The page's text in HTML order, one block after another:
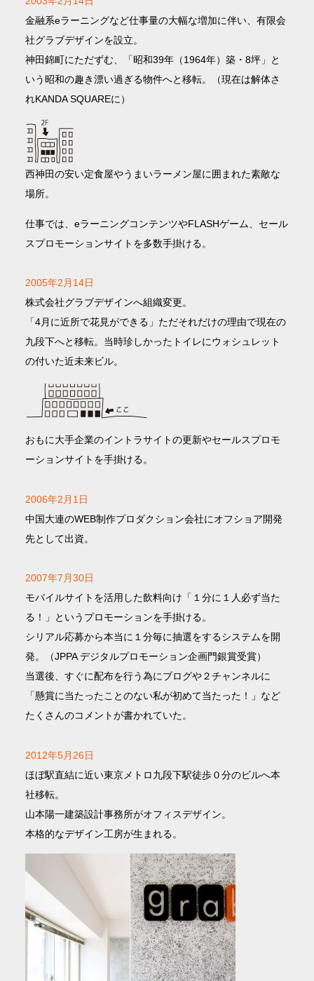
金融系eラーニングなど仕事量の大幅な増加に伴い、有限会
社グラブデザインを設立。
神田錦町にただずむ、「昭和39年（1964年）築・8坪」と
いう昭和の趣き漂い過ぎる物件へと移転。（現在は解体さ
れKANDA SQUAREに）
西神田の安い定食屋やうまいラーメン屋に囲まれた素敵な
場所。
仕事では、eラーニングコンテンツやFLASHゲーム、セール
スプロモーションサイトを多数手掛ける。
2005年2月14日
株式会社グラブデザインへ組織変更。
「4月に近所で花見ができる」ただそれだけの理由で現在の
九段下へと移転。当時珍しかったトイレにウォシュレット
の付いた近未来ビル。
おもに大手企業のイントラサイトの更新やセールスプロモ
ーションサイトを手掛ける。
2006年2月1日
中国大連のWEB制作プロダクション会社にオフショア開発
先として出資。
2007年7月30日
モバイルサイトを活用した飲料向け「１分に１人必ず当た
る！」というプロモーションを手掛ける。
シリアル応募から本当に１分毎に抽選をするシステムを開
発。（JPPA デジタルプロモーション企画門銀賞受賞）
当選後、すぐに配布を行う為にブログや２チャンネルに
「懸賞に当たったことのない私が初めて当たった！」など
たくさんのコメントが書かれていた。
2012年5月26日
ほぼ駅直結に近い東京メトロ九段下駅徒歩０分のビルへ本
社移転。
山本陽一建築設計事務所がオフィスデザイン。
本格的なデザイン工房が生まれる。